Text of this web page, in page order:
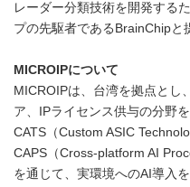
レーダー分類技術を開発する
プの先駆者であるBrainChipと
MICROIPについて
MICROIPは、台湾を拠点とし
ア、IPライセンス供与の分野
CATS（Custom ASIC
CAPS（Cross-platform AI
を通じて、実環境へのAI導入